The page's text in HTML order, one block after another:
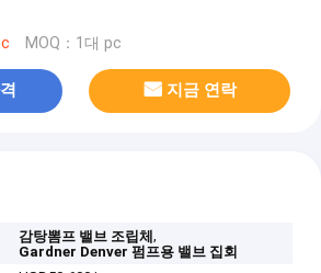
MOQ：1대 pc
지금 연락
감탕뽐프 밸브 조립체,
Gardner Denver 펌프용 밸브 집회